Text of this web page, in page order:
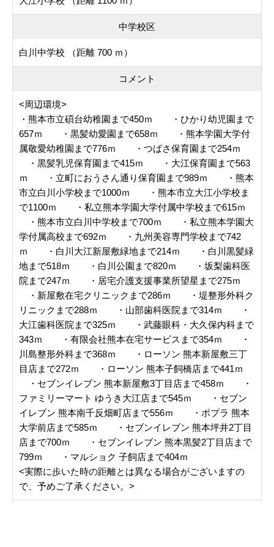
中学校区
白川中学校 （距離 700 ｍ）
コメント
<周辺環境>
・熊本市立碩台幼稚園まで450ｍ ・ひかり幼児園まで
657ｍ ・黒髪幼愛園まで658ｍ ・熊本学園大学付
属敬愛幼稚園まで776ｍ ・つばさ保育園まで254ｍ
・黒髪乳児保育園まで415ｍ ・大江保育園まで563
ｍ ・立町におうさん通り保育園まで989ｍ ・熊本
市立白川小学校まで1000ｍ ・熊本市立大江小学校ま
で1100ｍ ・私立熊本学園大学付属中学校まで615ｍ
・熊本市立白川中学校まで700ｍ ・私立熊本学園大
学付属高校まで692ｍ ・九州美容専門学校まで742
ｍ ・白川大江新屋敷緑地まで214ｍ ・白川黒髪緑
地まで518ｍ ・白川公園まで820ｍ ・坂梨歯科医
院まで247ｍ ・居宅介護支援事業所望星まで275ｍ
・新屋敷在宅クリニックまで286ｍ ・堤整形外科ク
リニックまで288ｍ ・山部歯科医院まで314ｍ ・
大江歯科医院まで325ｍ ・武藤眼科・大久保内科まで
343ｍ ・有限会社熊本在宅サービスまで354ｍ ・
川島整形外科まで368ｍ ・ローソン 熊本新屋敷三丁
目店まで272ｍ ・ローソン 熊本子飼橋店まで441ｍ
・セブンイレブン 熊本新屋敷3丁目店まで458ｍ ・
ファミリーマート ゆうき大江店まで545ｍ ・セブン
イレブン 熊本南千反畑町店まで556ｍ ・ポプラ 熊本
大学前店まで585ｍ ・セブンイレブン 熊本坪井2丁目
店まで700ｍ ・セブンイレブン 熊本黒髪2丁目店まで
799ｍ ・マルショク 子飼店まで404ｍ
<実際に歩いた時の距離とは異なる場合がございますの
で、予めご了承ください。>